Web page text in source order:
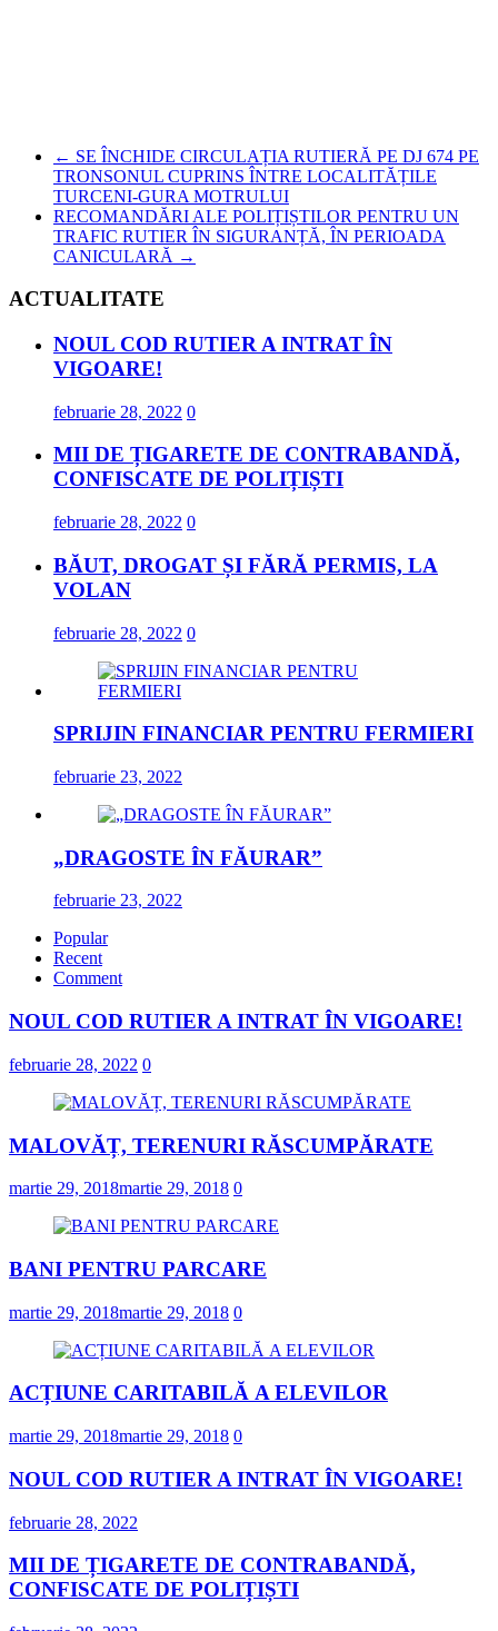
← SE ÎNCHIDE CIRCULAȚIA RUTIERĂ PE DJ 674 PE
TRONSONUL CUPRINS ÎNTRE LOCALITĂȚILE
TURCENI-GURA MOTRULUI
RECOMANDĂRI ALE POLIȚIȘTILOR PENTRU UN
TRAFIC RUTIER ÎN SIGURANȚĂ, ÎN PERIOADA
CANICULARĂ →
ACTUALITATE
NOUL COD RUTIER A INTRAT ÎN
VIGOARE!
februarie 28, 2022 0
MII DE ȚIGARETE DE CONTRABANDĂ,
CONFISCATE DE POLIȚIȘTI
februarie 28, 2022 0
BĂUT, DROGAT ȘI FĂRĂ PERMIS, LA
VOLAN
februarie 28, 2022 0
SPRIJIN FINANCIAR PENTRU FERMIERI
februarie 23, 2022
„DRAGOSTE ÎN FĂURAR”
februarie 23, 2022
Popular
Recent
Comment
NOUL COD RUTIER A INTRAT ÎN VIGOARE!
februarie 28, 2022 0
MALOVĂȚ, TERENURI RĂSCUMPĂRATE
martie 29, 2018martie 29, 2018 0
BANI PENTRU PARCARE
martie 29, 2018martie 29, 2018 0
ACȚIUNE CARITABILĂ A ELEVILOR
martie 29, 2018martie 29, 2018 0
NOUL COD RUTIER A INTRAT ÎN VIGOARE!
februarie 28, 2022
MII DE ȚIGARETE DE CONTRABANDĂ,
CONFISCATE DE POLIȚIȘTI